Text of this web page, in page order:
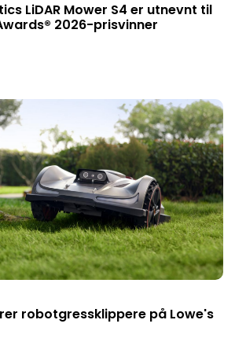
LiDAR Mower S4 er utnevnt til
2026-prisvinner
robotgressklippere på Lowe's